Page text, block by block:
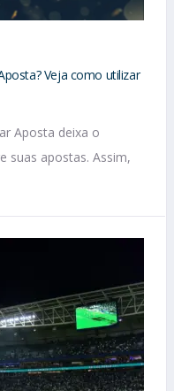
Veja como utilizar
Aposta deixa o
suas apostas. Assim,